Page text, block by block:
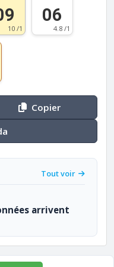
10 /1
06
4.8 /1
Copier
Tout voir
arrivent